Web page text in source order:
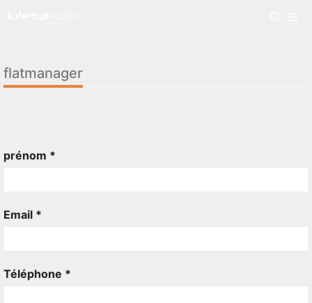
flatmanager
prénom *
Email *
Téléphone *